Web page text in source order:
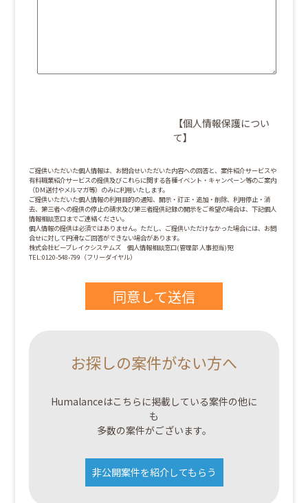
【個人情報保護につい
て】
ご提供いただいた個人情報は、お問合せいただいた内容への回答と、案件紹介サービスや
有料職業紹介サービスの提供及びこれらに関する各種イベント・キャンペーン等のご案内
（DM送付やメルマガ等）のみに利用いたします。
ご提供いただいた個人情報の利用目的の通知、開示・訂正・追加・削除、利用停止・消
去、第三者への提供の停止の請求及び第三者提供記録の開示をご希望の場合は、下記個人
情報相談窓口までご連絡ください。
個人情報の提供は必須ではありません。ただし、ご提供いただけなかった場合には、お問
合せに対して円滑なご回答ができない場合があります。
株式会社ビーブレイクシステムズ 個人情報相談窓口(管理部 人事担当)宛
TEL:0120-548-799（フリーダイヤル）
お探しの案件がない方へ
Humalanceはこちらに掲載している案件の他に
も
多数の案件がございます。
非公開案件を紹介してもらう